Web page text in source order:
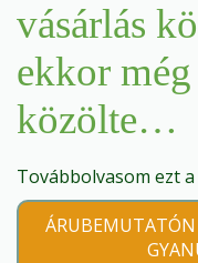
vásárlás
ekkor
közölte…
Továbbolvasom ezt
ÁRUBEMUTATÓN